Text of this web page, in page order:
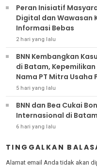
Peran Inisiatif
Digital dan Wawasan
Informasi Bebas
2 hari yang lalu
BNN Kembangkan
di Batam,
Nama PT Mitra Usaha
5 hari yang lalu
BNN dan Bea Cukai
Internasional di
6 hari yang lalu
TINGGALKAN
Alamat email Anda tidak akan